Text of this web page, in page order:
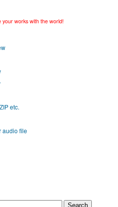
your works with the world!
etc.
audio file